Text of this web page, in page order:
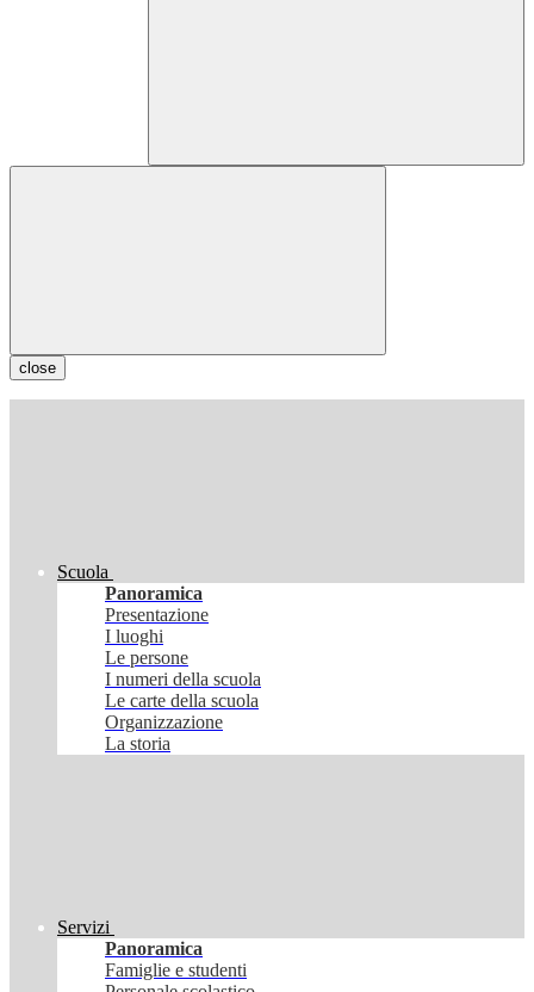
close
Scuola
Panoramica
Presentazione
I luoghi
Le persone
I numeri della scuola
Le carte della scuola
Organizzazione
La storia
Servizi
Panoramica
Famiglie e studenti